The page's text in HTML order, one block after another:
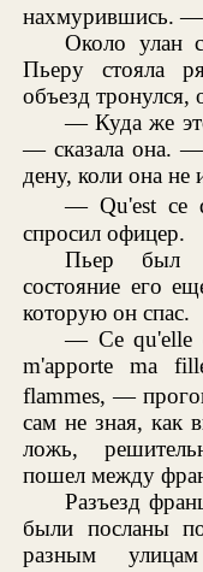
нахмурившись. —
Около улан
Пьеру стояла
объезд тронулся,
— Куда же
— сказала она. —
дену, коли она
— Qu'est ce
спросил офицер.
Пьер был
состояние его
которую он спас.
— Ce qu'elle
m'apporte ma
flammes, —
сам не зная, как
ложь,
пошел между
Разъезд
были посланы
разным